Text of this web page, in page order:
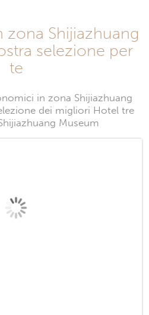
zona Shijiazhuang
selezione per
te
in zona Shijiazhuang
dei migliori Hotel tre
Museum